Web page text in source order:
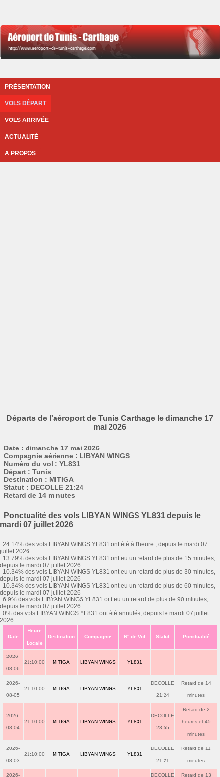
PRÉSENTATION
VOLS DÉPART
VOLS ARRIVÉE
ACTUALITÉ
A PROPOS
Départs de l'aéroport de Tunis Carthage le dimanche 17
mai 2026
Date : dimanche 17 mai 2026
Compagnie aérienne : LIBYAN WINGS
Numéro du vol : YL831
Départ : Tunis
Destination : MITIGA
Statut : DECOLLE 21:24
Retard de 14 minutes
Ponctualité des vols LIBYAN WINGS YL831 depuis le
mardi 07 juillet 2026
24.14% des vols LIBYAN WINGS YL831 ont été à l'heure , depuis le mardi 07
juillet 2026
13.79% des vols LIBYAN WINGS YL831 ont eu un retard de plus de 15 minutes,
depuis le mardi 07 juillet 2026
10.34% des vols LIBYAN WINGS YL831 ont eu un retard de plus de 30 minutes,
depuis le mardi 07 juillet 2026
10.34% des vols LIBYAN WINGS YL831 ont eu un retard de plus de 60 minutes,
depuis le mardi 07 juillet 2026
6.9% des vols LIBYAN WINGS YL831 ont eu un retard de plus de 90 minutes,
depuis le mardi 07 juillet 2026
0% des vols LIBYAN WINGS YL831 ont été annulés, depuis le mardi 07 juillet
2026
Date
Heure
Locale
Destination Compagnie N° de Vol Statut Ponctualité
2026-
08-06
21:10:00 MITIGA LIBYAN WINGS YL831
2026-
08-05
21:10:00 MITIGA LIBYAN WINGS YL831
DECOLLE
21:24
Retard de 14
minutes
2026-
08-04
21:10:00 MITIGA LIBYAN WINGS YL831
DECOLLE
23:55
Retard de 2
heures et 45
minutes
2026-
08-03
21:10:00 MITIGA LIBYAN WINGS YL831
DECOLLE
21:21
Retard de 11
minutes
2026- DECOLLE Retard de 13